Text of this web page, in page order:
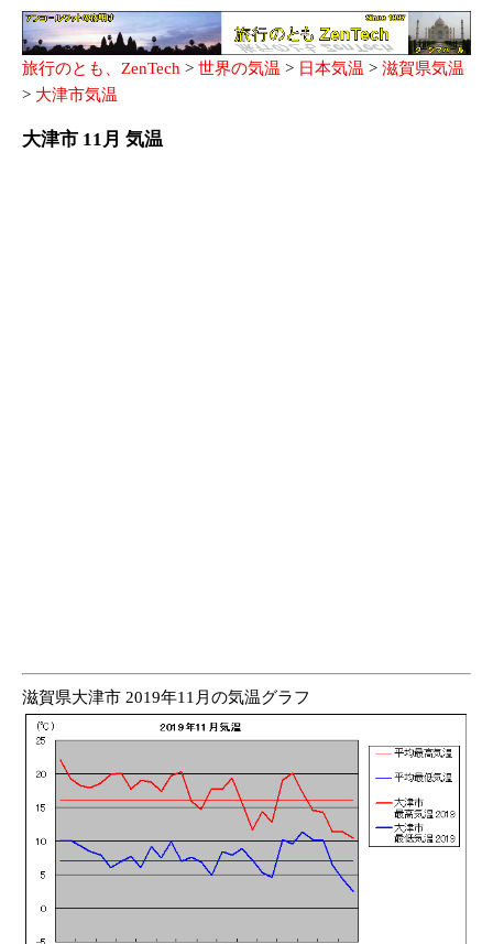
旅行のとも、ZenTech > 世界の気温 > 日本気温 > 滋賀県気温
> 大津市気温
大津市 11月 気温
滋賀県大津市 2019年11月の気温グラフ